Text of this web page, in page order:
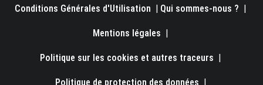
Conditions Générales d'Utilisation | Qui sommes-nous ? |
Mentions légales |
Politique sur les cookies et autres traceurs |
Politique de protection des données |